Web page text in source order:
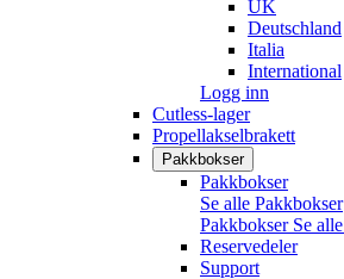
UK
Deutschland
Italia
International
Logg inn
Cutless-lager
Propellakselbrakett
Pakkbokser
Pakkbokser
Se alle Pakkbokser
Pakkbokser Se alle
Reservedeler
Support